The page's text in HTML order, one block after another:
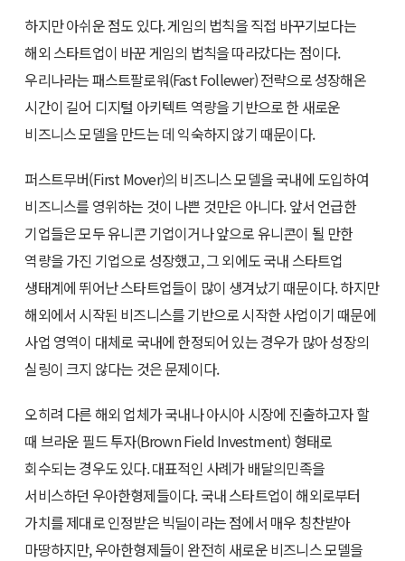
하지만 아쉬운 점도 있다. 게임의 법칙을 직접 바꾸기보다는
해외 스타트업이 바꾼 게임의 법칙을 따라갔다는 점이다.
우리나라는 패스트팔로워(Fast Follewer) 전략으로 성장해온
시간이 길어 디지털 아키텍트 역량을 기반으로 한 새로운
비즈니스 모델을 만드는 데 익숙하지 않기 때문이다.
퍼스트무버(First Mover)의 비즈니스 모델을 국내에 도입하여
비즈니스를 영위하는 것이 나쁜 것만은 아니다. 앞서 언급한
기업들은 모두 유니콘 기업이거나 앞으로 유니콘이 될 만한
역량을 가진 기업으로 성장했고, 그 외에도 국내 스타트업
생태계에 뛰어난 스타트업들이 많이 생겨났기 때문이다. 하지만
해외에서 시작된 비즈니스를 기반으로 시작한 사업이기 때문에
사업 영역이 대체로 국내에 한정되어 있는 경우가 많아 성장의
실링이 크지 않다는 것은 문제이다.
오히려 다른 해외 업체가 국내나 아시아 시장에 진출하고자 할
때 브라운 필드 투자(Brown Field Investment) 형태로
회수되는 경우도 있다. 대표적인 사례가 배달의민족을
서비스하던 우아한형제들이다. 국내 스타트업이 해외로부터
가치를 제대로 인정받은 빅딜이라는 점에서 매우 칭찬받아
마땅하지만, 우아한형제들이 완전히 새로운 비즈니스 모델을